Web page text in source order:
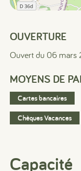
OUVERTURE
Ouvert du 06 mars
MOYENS DE
Cartes bancaires
Chèques Vacances
Capacité